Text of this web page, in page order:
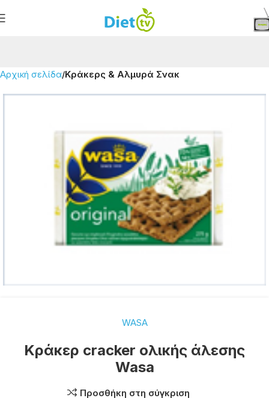
Αρχική σελίδα Κράκερς & Αλμυρά Σνακ
WASA
Κράκερ cracker ολικής άλεσης
Wasa
Προσθήκη στη σύγκριση